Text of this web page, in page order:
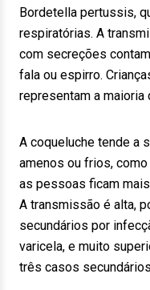
Bordetella pertussis,
respiratórias. A
com secreções
fala ou espirro.
representam a
A coqueluche tende a
amenos ou frios, como
as pessoas ficam
A transmissão é alta,
secundários por
varicela, e muito
três casos